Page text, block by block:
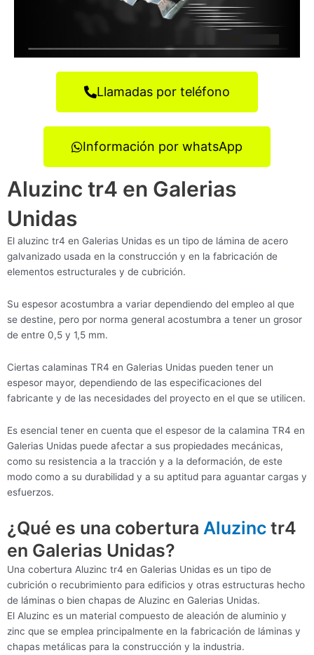
Llamadas por teléfono
Información por whatsApp
Aluzinc tr4 en Galerias
Unidas
El aluzinc tr4 en Galerias Unidas es un tipo de lámina de acero
galvanizado usada en la construcción y en la fabricación de
elementos estructurales y de cubrición.
Su espesor acostumbra a variar dependiendo del empleo al que
se destine, pero por norma general acostumbra a tener un grosor
de entre 0,5 y 1,5 mm.
Ciertas calaminas TR4 en Galerias Unidas pueden tener un
espesor mayor, dependiendo de las especificaciones del
fabricante y de las necesidades del proyecto en el que se utilicen.
Es esencial tener en cuenta que el espesor de la calamina TR4 en
Galerias Unidas puede afectar a sus propiedades mecánicas,
como su resistencia a la tracción y a la deformación, de este
modo como a su durabilidad y a su aptitud para aguantar cargas y
esfuerzos.
¿Qué es una cobertura Aluzinc tr4
en Galerias Unidas?
Una cobertura Aluzinc tr4 en Galerias Unidas es un tipo de
cubrición o recubrimiento para edificios y otras estructuras hecho
de láminas o bien chapas de Aluzinc en Galerias Unidas.
El Aluzinc es un material compuesto de aleación de aluminio y
zinc que se emplea principalmente en la fabricación de láminas y
chapas metálicas para la construcción y la industria.